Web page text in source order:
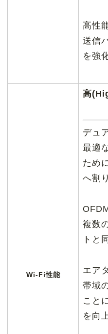
高性
送信
を強
Wi-Fi性能
高
デュ
最適
ため
へ割
複数
トと
エア
帯域
こと
を向